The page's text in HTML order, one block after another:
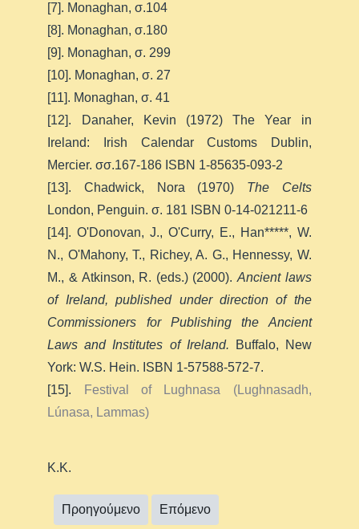
[7]. Monaghan, σ.104
[8]. Monaghan, σ.180
[9]. Monaghan, σ. 299
[10]. Monaghan, σ. 27
[11]. Monaghan, σ. 41
[12]. Danaher, Kevin (1972) The Year in
Ireland: Irish Calendar Customs Dublin,
Mercier. σσ.167-186 ISBN 1-85635-093-2
[13]. Chadwick, Nora (1970) The Celts
London, Penguin. σ. 181 ISBN 0-14-021211-6
[14]. O'Donovan, J., O'Curry, E., Han*****, W.
N., O'Mahony, T., Richey, A. G., Hennessy, W.
M., & Atkinson, R. (eds.) (2000). Ancient laws
of Ireland, published under direction of the
Commissioners for Publishing the Ancient
Laws and Institutes of Ireland.
Buffalo, New
York: W.S. Hein. ISBN 1-57588-572-7.
[15].
Festival of Lughnasa (Lughnasadh,
Lúnasa, Lammas)
K.K.
Προηγούμενο Επόμενο